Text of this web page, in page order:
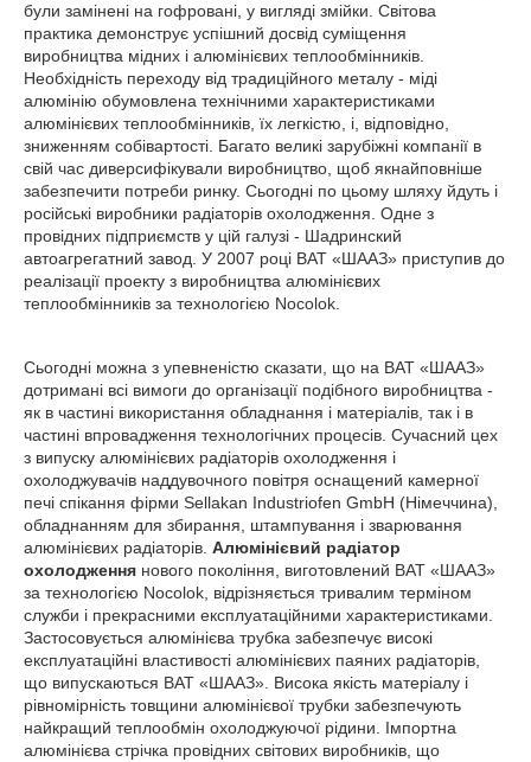
були замінені на гофровані, у вигляді змійки. Світова
практика демонструє успішний досвід суміщення
виробництва мідних і алюмінієвих теплообмінників.
Необхідність переходу від традиційного металу - міді
алюмінію обумовлена технічними характеристиками
алюмінієвих теплообмінників, їх легкістю, і, відповідно,
зниженням собівартості. Багато великі зарубіжні компанії в
свій час диверсифікували виробництво, щоб якнайповніше
забезпечити потреби ринку. Сьогодні по цьому шляху йдуть і
російські виробники радіаторів охолодження. Одне з
провідних підприємств у цій галузі - Шадринский
автоагрегатний завод. У 2007 році ВАТ «ШААЗ» приступив до
реалізації проекту з виробництва алюмінієвих
теплообмінників за технологією Noсolok.
Сьогодні можна з упевненістю сказати, що на ВАТ «ШААЗ»
дотримані всі вимоги до організації подібного виробництва -
як в частині використання обладнання і матеріалів, так і в
частині впровадження технологічних процесів. Сучасний цех
з випуску алюмінієвих радіаторів охолодження і
охолоджувачів наддувочного повітря оснащений камерної
печі спікання фірми Sellakan Industriofen GmbH (Німеччина),
обладнанням для збирання, штампування і зварювання
алюмінієвих радіаторів. Алюмінієвий радіатор
охолодження нового покоління, виготовлений ВАТ «ШААЗ»
за технологією Nocolok, відрізняється тривалим терміном
служби і прекрасними експлуатаційними характеристиками.
Застосовується алюмінієва трубка забезпечує високі
експлуатаційні властивості алюмінієвих паяних радіаторів,
що випускаються ВАТ «ШААЗ». Висока якість матеріалу і
рівномірність товщини алюмінієвої трубки забезпечують
найкращий теплообмін охолоджуючої рідини. Імпортна
алюмінієва стрічка провідних світових виробників, що